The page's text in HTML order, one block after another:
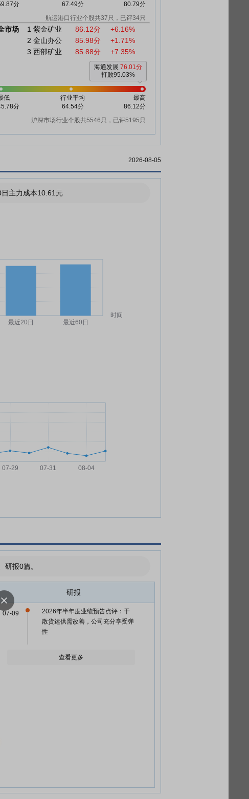
分
67.49分
80.79分
航运港口行业个股共37只，已评34只
市场 1 紫金矿业 86.12分
+6.16%
2 金山办公 85.98分
+1.71%
3 西部矿业 85.88分 +7.35%
海通发展 76.01分
打败95.03%
低
分
行业平均
64.54分
最高
86.12分
沪深市场行业个股共5546只，已评5195只
2026-08-05
主力成本10.61元
报0篇。
研报
2026年半年度业绩预告点评：干
散货运供需改善，公司充分享受弹
性
07-09
查看更多